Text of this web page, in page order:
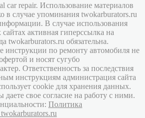
car repair. Использование материалов
в случае упоминания twokarburators.ru
В случае использования
активная гиперссылка на
twokarburators.ru обязательна.
инструкции по ремонту автомобиля не
и носят сугубо
Ответственность за последствия
инструкциям администрация сайта
cookie для хранения данных.
даете свое согласие на работу с ними.
Политика